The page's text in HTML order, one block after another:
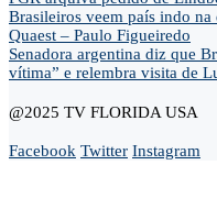
Brasileiros veem país indo
Quaest – Paulo Figueiredo
Senadora argentina diz que
vítima” e relembra visita de
@2025 TV FLORIDA USA
Facebook Twitter Instagram